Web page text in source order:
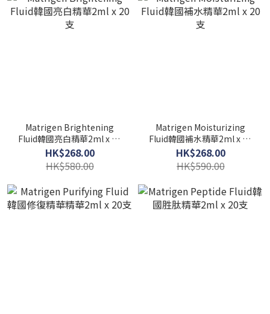
Matrigen Brightening
Fluid韓國亮白精華2ml x 20
支
HK$268.00
HK$580.00
Matrigen Moisturizing
Fluid韓國補水精華2ml x 20
支
HK$268.00
HK$590.00